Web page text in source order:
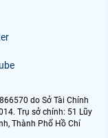
do Sở Tài Chính
Trụ sở chính: 51 Lũy
Thành Phố Hồ Chí